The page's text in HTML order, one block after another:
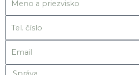
číslo
Správa